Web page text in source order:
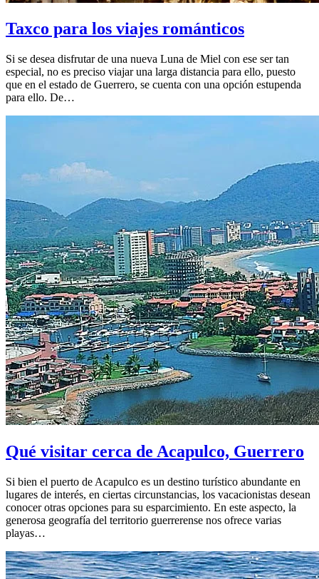
Taxco para los viajes románticos
Si se desea disfrutar de una nueva Luna de Miel con ese ser tan
especial, no es preciso viajar una larga distancia para ello, puesto
que en el estado de Guerrero, se cuenta con una opción estupenda
para ello. De…
Qué visitar cerca de Acapulco, Guerrero
Si bien el puerto de Acapulco es un destino turístico abundante en
lugares de interés, en ciertas circunstancias, los vacacionistas desean
conocer otras opciones para su esparcimiento. En este aspecto, la
generosa geografía del territorio guerrerense nos ofrece varias
playas…